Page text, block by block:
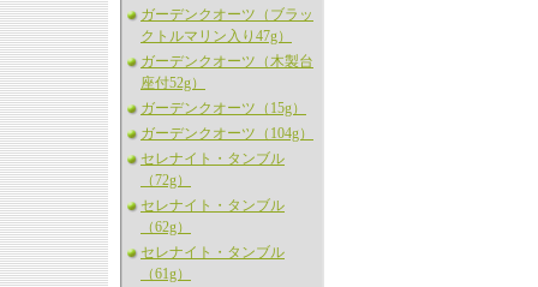
ガーデンクオーツ（ブラッ
クトルマリン入り47g）
ガーデンクオーツ（木製台
座付52g）
ガーデンクオーツ（15g）
ガーデンクオーツ（104g）
セレナイト・タンブル
（72g）
セレナイト・タンブル
（62g）
セレナイト・タンブル
（61g）